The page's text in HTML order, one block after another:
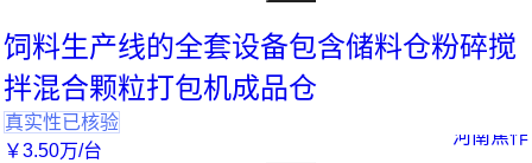
饲料生产线的全套设备包含储料仓粉碎搅
拌混合颗粒打包机成品仓
真实性已核验
￥3.50万/台
河南焦作